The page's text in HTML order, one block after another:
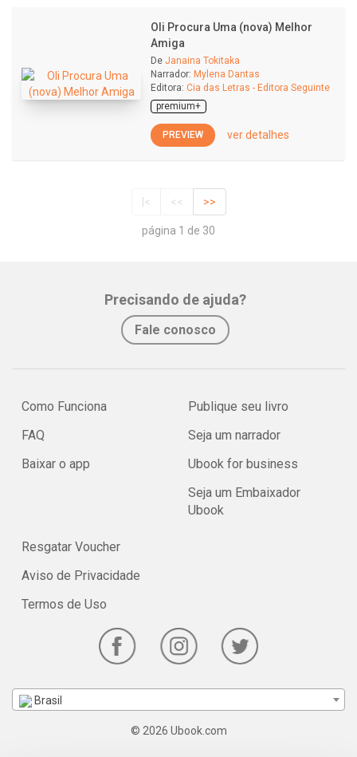
Oli Procura Uma (nova) Melhor
Amiga
De Janaina Tokitaka
Narrador: Mylena Dantas
Editora: Cia das Letras - Editora Seguinte
premium+
PREVIEW ver detalhes
|< << >>
página 1 de 30
Precisando de ajuda?
Fale conosco
Como Funciona
FAQ
Baixar o app
Publique seu livro
Seja um narrador
Ubook for business
Seja um Embaixador
Ubook
Resgatar Voucher
Aviso de Privacidade
Termos de Uso
Brasil
© 2026 Ubook.com